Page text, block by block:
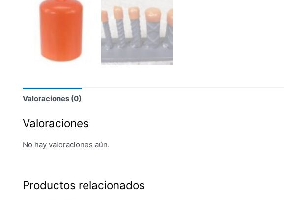
Valoraciones (0)
Valoraciones
No hay valoraciones aún.
Productos relacionados